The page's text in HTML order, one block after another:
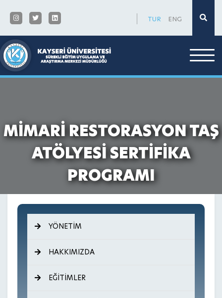
×
TUR ENG
MİMARİ RESTORASYON TAŞ
ATÖLYESİ SERTİFİKA
PROGRAMI
YÖNETİM
HAKKIMIZDA
EĞİTİMLER